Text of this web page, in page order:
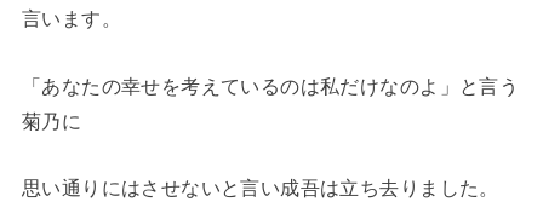
言います。
「あなたの幸せを考えているのは私だけなのよ」と言う
菊乃に
思い通りにはさせないと言い成吾は立ち去りました。